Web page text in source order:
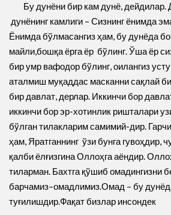
Бу дунёни бир кам дунё, дейдилар.
дунёнинг камлиги – Сизнинг ёнимда
Ёнимда бўлмасангиз ҳам, бу дунёда
майли,бошқа ёрга ёр бўлинг. Ўша ёр
бир умр вафодор бўлинг, оилангиз
аталмиш муқаддас масканни сақлай
бир давлат, дерлар. Иккинчи бор
иккинчи бор эр-хотинлик ришталари
бўлган тилакларим самимий-дир.
ҳам, Яратганнинг ўзи бунга гувоҳдир,
қалби ёлғизгина Оллоҳга аёндир.
тиларман. Бахтга қўшиб омадингизни
барчамиз–омадлимиз.Омад – бу
туғилишдир.Фақат бизлар инсондек